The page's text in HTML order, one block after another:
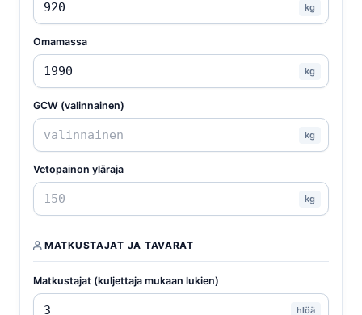
kg
Omamassa
kg
GCW (valinnainen)
kg
Vetopainon yläraja
kg
MATKUSTAJAT JA TAVARAT
Matkustajat (kuljettaja mukaan lukien)
hlöä